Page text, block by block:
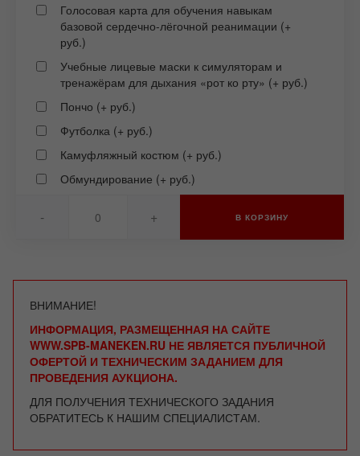
Голосовая карта для обучения навыкам
базовой сердечно-лёгочной реанимации (+
руб.)
Учебные лицевые маски к симуляторам и
тренажёрам для дыхания «рот ко рту» (+ руб.)
Пончо (+ руб.)
Футболка (+ руб.)
Камуфляжный костюм (+ руб.)
Обмундирование (+ руб.)
- + В КОРЗИНУ
ВНИМАНИЕ!
ИНФОРМАЦИЯ, РАЗМЕЩЕННАЯ НА САЙТЕ
WWW.SPB-MANEKEN.RU НЕ ЯВЛЯЕТСЯ ПУБЛИЧНОЙ
ОФЕРТОЙ И ТЕХНИЧЕСКИМ ЗАДАНИЕМ ДЛЯ
ПРОВЕДЕНИЯ АУКЦИОНА.
ДЛЯ ПОЛУЧЕНИЯ ТЕХНИЧЕСКОГО ЗАДАНИЯ
ОБРАТИТЕСЬ К НАШИМ СПЕЦИАЛИСТАМ.